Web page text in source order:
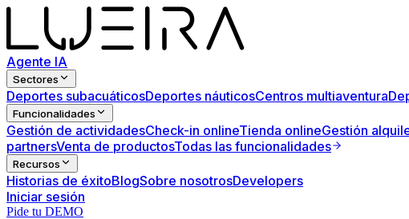
Agente IA
Sectores
Deportes subacuáticosDeportes náuticosCentros multiaventura
Funcionalidades
Gestión de actividadesCheck-in onlineTienda onlineGestión
partnersVenta de productosTodas las funcionalidades
Recursos
Historias de éxitoBlogSobre nosotrosDevelopers
Iniciar sesión
Pide tu DEMO